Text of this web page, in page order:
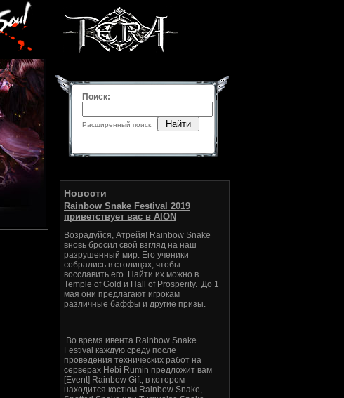
Поиск:
Расширенный поиск Найти
Новости
Rainbow Snake Festival 2019
приветствует вас в AION
Возрадуйся, Атрейя! Rainbow Snake
вновь бросил свой взгляд на наш
разрушенный мир. Его ученики
собрались в столицах, чтобы
восславить его. Найти их можно в
Temple of Gold и Hall of Prosperity. До 1
мая они предлагают игрокам
различные баффы и другие призы.
Во время ивента Rainbow Snake
Festival каждую среду после
проведения технических работ на
серверах Hebi Rumin предложит вам
[Event] Rainbow Gift, в котором
находится костюм Rainbow Snake,